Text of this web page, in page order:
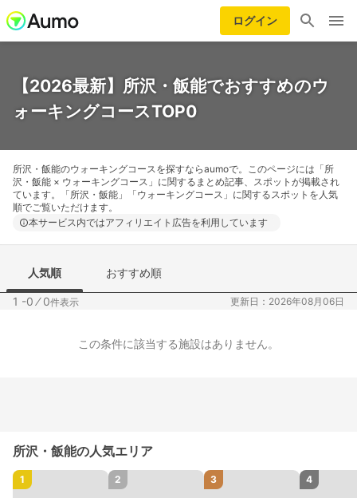
ログイン
【2026最新】所沢・飯能でおすすめのウ
ォーキングコースTOP0
所沢・飯能のウォーキングコースを探すならaumoで。このページには「所
沢・飯能 × ウォーキングコース」に関するまとめ記事、スポットが掲載され
ています。「所沢・飯能」「ウォーキングコース」に関するスポットを人気
順でご覧いただけます。
本サービス内ではアフィリエイト広告を利用しています
人気順 おすすめ順
1 -0 ⁄0件表示 更新日：2026年08月06日
この条件に該当する施設はありません。
所沢・飯能の人気エリア
1 2 3 4